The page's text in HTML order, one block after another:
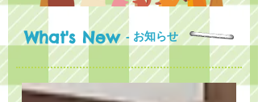
What's New - お知らせ